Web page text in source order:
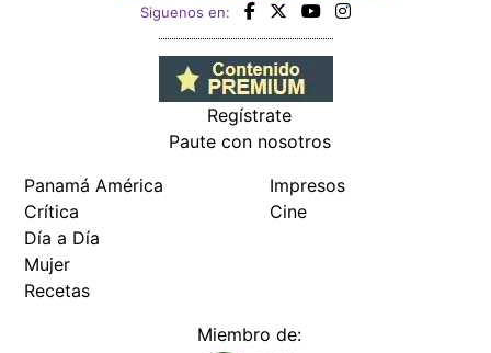
Siguenos en:
Regístrate
Paute con nosotros
Panamá América
Crítica
Día a Día
Mujer
Recetas
Impresos
Cine
Miembro de: